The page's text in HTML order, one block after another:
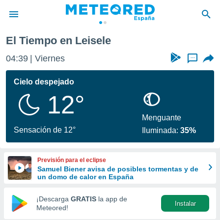
de
por
se
calidad.
a este
las
y
forma
digital
basada
El Tiempo en Leisele
04:39 Viernes ...
Cielo despejado
12°
Sensación de 12°
Menguante
Iluminada:35%
Previsión para el eclipse
Samuel Biener avisa de posibles tormentas y de
un domo de calor en España
¡Descarga GRATIS la app de
Meteored!
Instalar